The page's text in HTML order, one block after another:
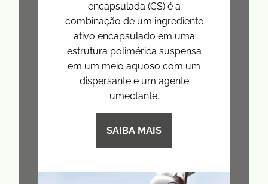
encapsulada (CS) é a
combinação de um ingrediente
ativo encapsulado em uma
estrutura polimérica suspensa
em um meio aquoso com um
dispersante e um agente
umectante.
SAIBA MAIS